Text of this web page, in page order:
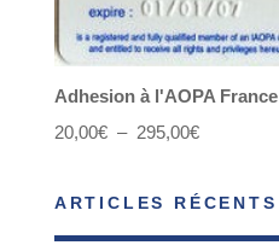
Adhesion à l'AOPA France
20,00€ – 295,00€Plage
prix :
20,00€
ARTICLES RÉCENTS